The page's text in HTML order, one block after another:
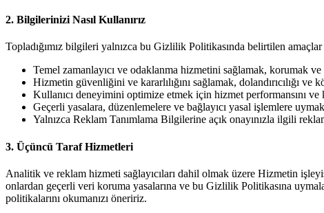
2. Bilgilerinizi Nasıl Kullanırız
Topladığımız bilgileri yalnızca bu Gizlilik Politikasında belirtilen
Temel zamanlayıcı ve odaklanma hizmetini sağlamak, korumak
Hizmetin güvenliğini ve kararlılığını sağlamak, dolandırıcılığı ve
Kullanıcı deneyimini optimize etmek için hizmet performansını ve
Geçerli yasalara, düzenlemelere ve bağlayıcı yasal işlemlere uymak
Yalnızca Reklam Tanımlama Bilgilerine açık onayınızla ilgili
3. Üçüncü Taraf Hizmetleri
Analitik ve reklam hizmeti sağlayıcıları dahil olmak üzere Hizmetin
onlardan geçerli veri koruma yasalarına ve bu Gizlilik Politikasına
politikalarını okumanızı öneririz.